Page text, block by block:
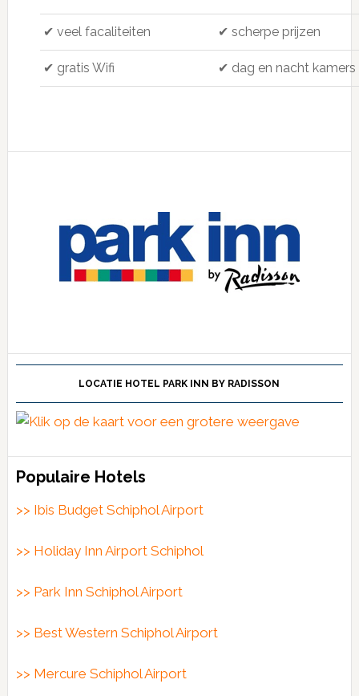
✔ veel facaliteiten ✔ scherpe prijzen
✔ gratis Wifi ✔ dag en nacht kamers
LOCATIE HOTEL PARK INN BY RADISSON
Populaire Hotels
>> Ibis Budget Schiphol Airport
>> Holiday Inn Airport Schiphol
>> Park Inn Schiphol Airport
>> Best Western Schiphol Airport
>> Mercure Schiphol Airport